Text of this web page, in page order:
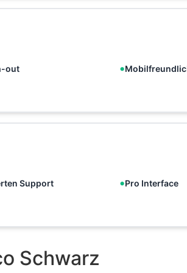
out
Support Pro Interface
Schwarz